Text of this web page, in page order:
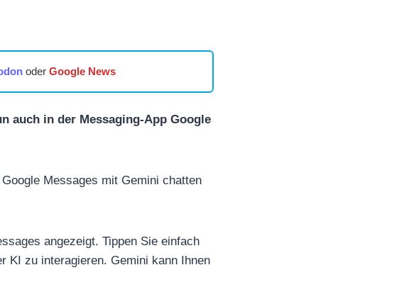
oder Google News
auch in der Messaging-App Google
Messages mit Gemini chatten
angezeigt. Tippen Sie einfach
KI zu interagieren. Gemini kann Ihnen